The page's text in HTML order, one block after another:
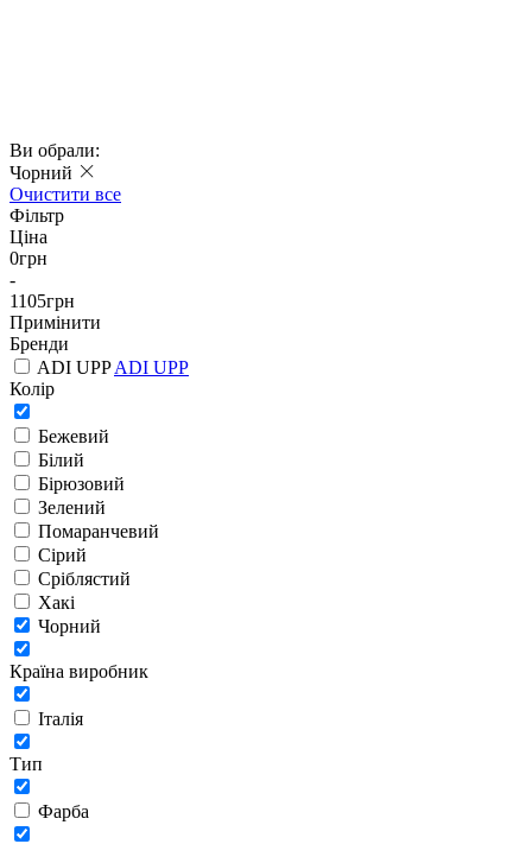
Ви обрали:
Чорний
Очистити все
Фільтр
Ціна
0грн
-
1105грн
Примінити
Бренди
ADI UPPADI UPP
Колір
Бежевий
Білий
Бірюзовий
Зелений
Помаранчевий
Сірий
Сріблястий
Хакі
Чорний
Країна виробник
Італія
Тип
Фарба